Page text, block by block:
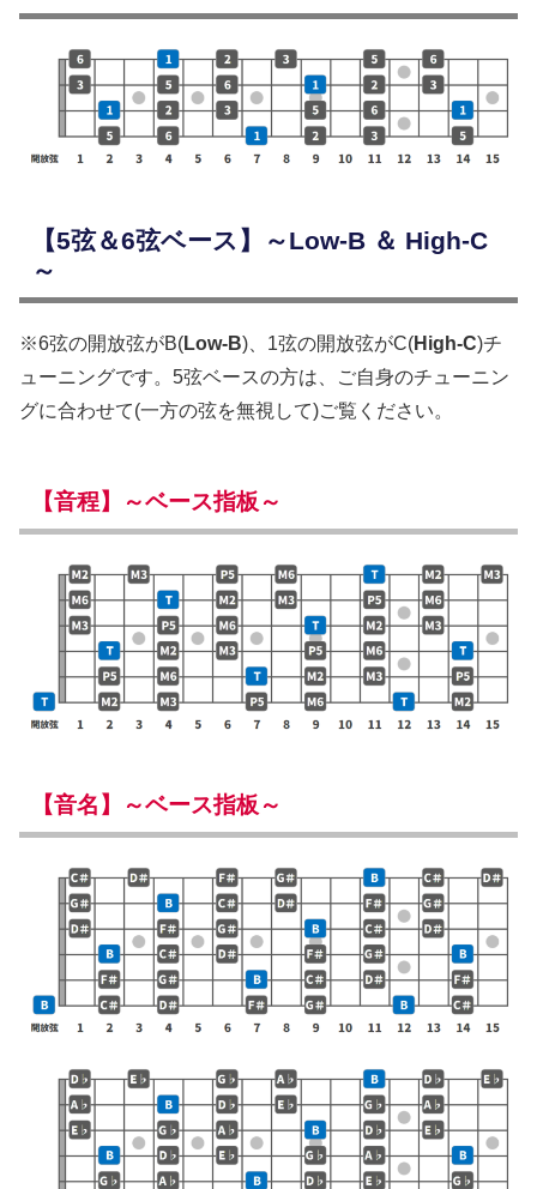
【5弦＆6弦ベース】～Low-B ＆ High-C
～
※6弦の開放弦がB(Low-B)、1弦の開放弦がC(High-C)チ
ューニングです。5弦ベースの方は、ご自身のチューニン
グに合わせて(一方の弦を無視して)ご覧ください。
【音程】～ベース指板～
【音名】～ベース指板～